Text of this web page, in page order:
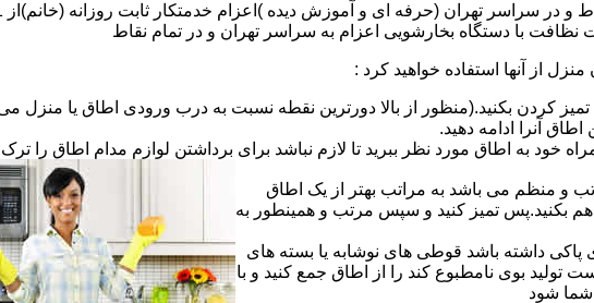
با دستگاه بخارشویی اعزام به سراسر تهران و در تمام نقاط
از آنها استفاده خواهید کرد :
کردن بکنید.(منظور از بالا دورترین نقطه نسبت به درب ورودی اطاق یا منزل
اطاق آنرا ادامه دهید.
خود به اطاق مورد نظر ببرید تا لازم نباشد برای برداشتن لوازم مدام اطاق را ترک
و منظم می باشد به مراتب بهتر از یک اطاق
بکنید.پس تمیز کنید و سپس مرتب و همینطور به
داشته باشد قوطی های نوشابه یا بسته های
تولید بوی نامطبوع کند را از اطاق جمع کنید و با
شما شود